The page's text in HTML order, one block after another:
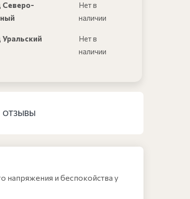
Северо-
Нет в
наличии
Нет в
наличии
ОТЗЫВЫ
напряжения и беспокойства у